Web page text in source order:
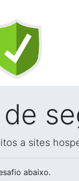
a sites
abaixo.